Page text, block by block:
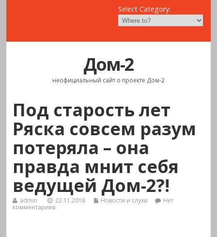
Select Category:
Дом-2
неофициальный сайт о проекте Дом-2
Под старость лет
Ряска совсем разум
потеряла – она
правда мнит себя
ведущей Дом-2?!
admin 22.11.2018 Новости и слухи
Нет
комментариев